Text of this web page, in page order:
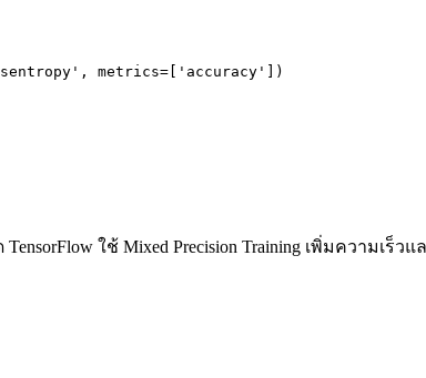
metrics=['accuracy'])
ใช้ Mixed Precision Training เพิ่มความเร็ว